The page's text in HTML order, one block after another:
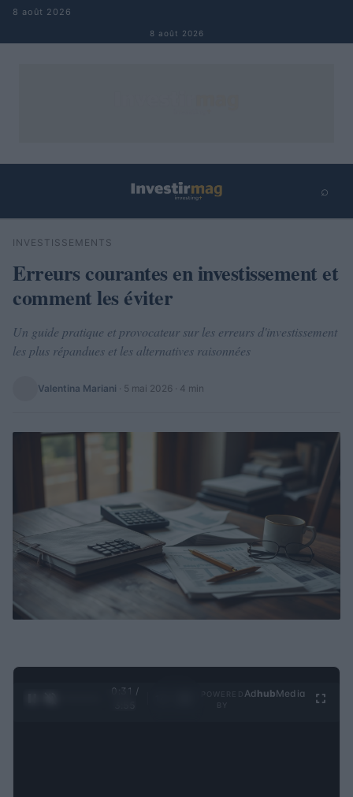
Aller au contenu
8 août 2026
8 août 2026
⌕
Rechercher
INVESTISSEMENTS
Erreurs courantes en investissement et
comment les éviter
Un guide pratique et provocateur sur les erreurs d'investissement
les plus répandues et les alternatives raisonnées
Valentina Mariani · 5 mai 2026 · 4 min
0:31 /
Ad hubMedia